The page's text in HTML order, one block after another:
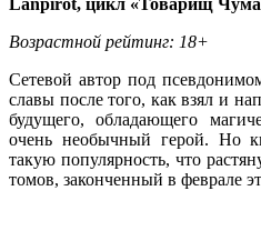
Возрастной рейтинг: 18+
Сетевой автор под
славы после того, как взял и
будущего, обладающего
очень необычный герой. Но
такую популярность, что
томов, законченный в феврале